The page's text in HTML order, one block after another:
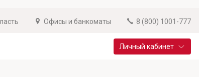
Офисы и банкоматы 8 (800) 1001-777
Личный кабинет